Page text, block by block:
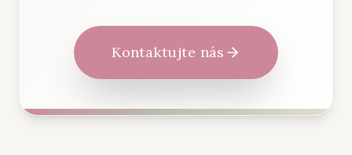
Kontaktujte nás